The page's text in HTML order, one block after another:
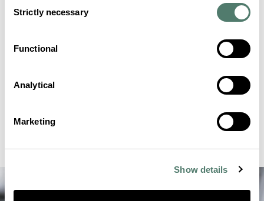
Selection
Strictly necessary
Functional
Analytical
Marketing
Show details